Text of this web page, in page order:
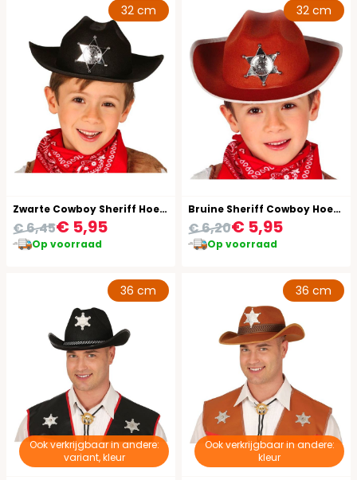
32 cm
Zwarte Cowboy Sheriff Hoed Kind
€ 5,95
€ 6,45
Op voorraad
32 cm
Bruine Sheriff Cowboy Hoed Kind
€ 5,95
€ 6,20
Op voorraad
Ook verkrijgbaar in andere:
variant, kleur
36 cm
Ook verkrijgbaar in andere:
kleur
36 cm